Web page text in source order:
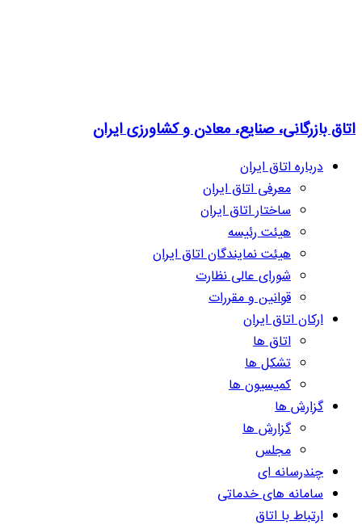
اتاق بازرگانی، صنایع، معادن و کشاورزی ایران
درباره اتاق ایران
معرفی اتاق ایران
ساختار اتاق ایران
هیئت رئیسه
هیئت نمایندگان اتاق ایران
شورای عالی نظارت
قوانین و مقررات
ارکان اتاق ایران
اتاق ها
تشکل ها
کمیسیون ها
گزارش ها
گزارش ها
مجلس
چندرسانه ای
سامانه های خدماتی
ارتباط با اتاق